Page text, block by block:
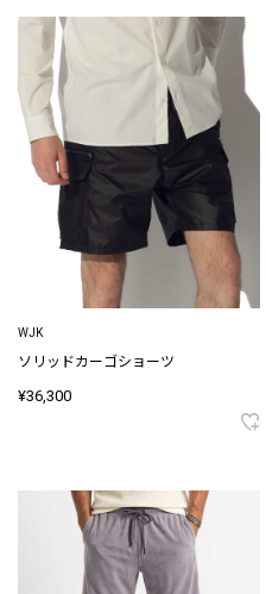
WJK
ソリッドカーゴショーツ
¥36,300